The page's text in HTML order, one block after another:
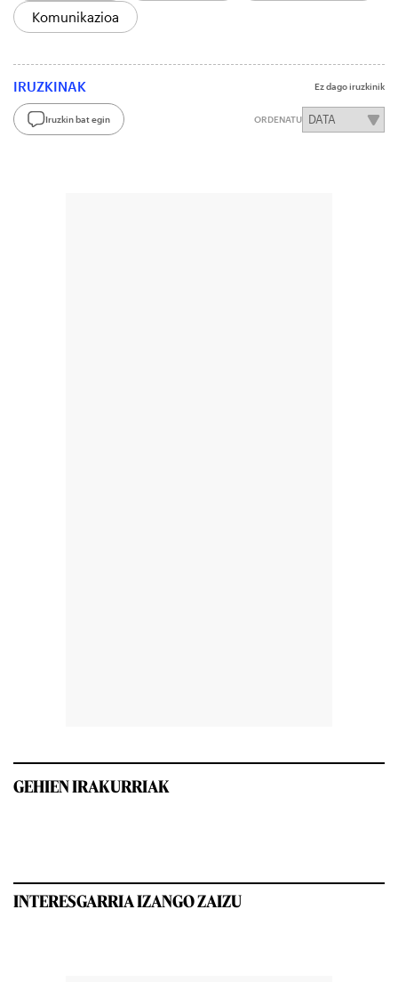
Komunikazioa
IRUZKINAK Ez dago iruzkinik
Iruzkin bat egin ORDENATU
GEHIEN IRAKURRIAK
INTERESGARRIA IZANGO ZAIZU